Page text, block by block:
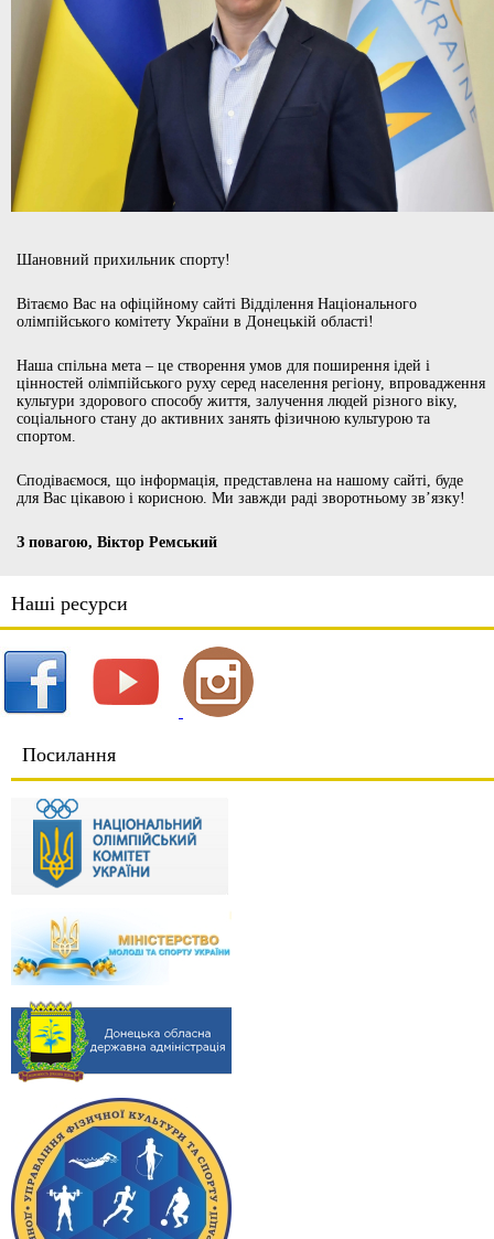
Шановний прихильник спорту!
Вітаємо Вас на офіційному сайті Відділення Національного
олімпійського комітету України в Донецькій області!
Наша спільна мета – це створення умов для поширення ідей і
цінностей олімпійського руху серед населення регіону, впровадження
культури здорового способу життя, залучення людей різного віку,
соціального стану до активних занять фізичною культурою та
спортом.
Сподіваємося, що інформація, представлена на нашому сайті, буде
для Вас цікавою і корисною. Ми завжди раді зворотньому зв’язку!
З повагою, Віктор Ремський
Наші ресурси
Посилання